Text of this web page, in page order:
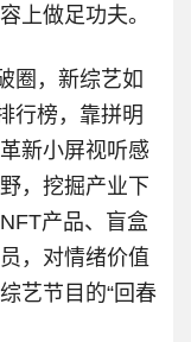
上做足功夫。
圈，新综艺如
行榜，靠拼明
新小屏视听感
，挖掘产业下
产品、盲盒
，对情绪价值
艺节目的“回春